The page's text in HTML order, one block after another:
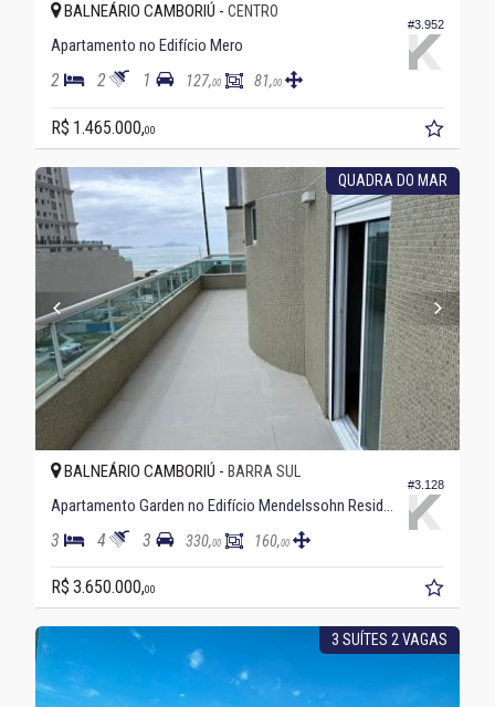
#3.952
BALNEÁRIO CAMBORIÚ - CENTRO
Apartamento no Edifício Mero
2 2 1 127,00 81,00
R$ 1.465.000,00
QUADRA DO MAR
#3.128
BALNEÁRIO CAMBORIÚ - BARRA SUL
Apartamento Garden no Edifício Mendelssohn Residence
3 4 3 330,00 160,00
R$ 3.650.000,00
3 SUÍTES 2 VAGAS